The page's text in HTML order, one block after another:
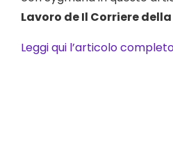
Lavoro de Il Corriere della
Leggi qui l’articolo